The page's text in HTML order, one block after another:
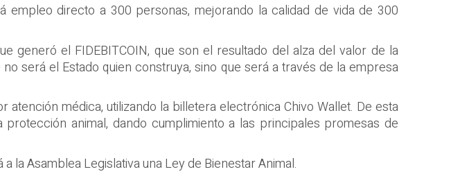
empleo directo a 300 personas, mejorando la calidad de vida de 300
generó el FIDEBITCOIN, que son el resultado del alza del valor de la
será el Estado quien construya, sino que será a través de la empresa
médica, utilizando la billetera electrónica Chivo Wallet. De esta
animal, dando cumplimiento a las principales promesas de
la Asamblea Legislativa una Ley de Bienestar Animal.